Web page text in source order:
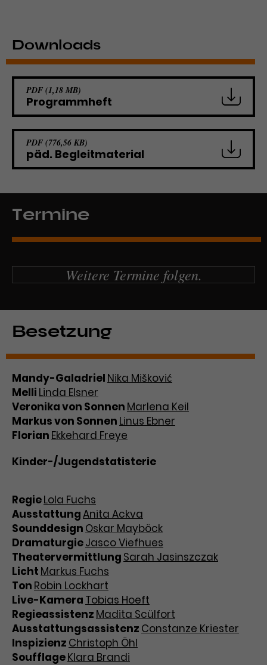
Downloads
PDF (1,18 MB)
Programmheft
PDF (776,56 KB)
päd. Begleitmaterial
Termine
Weitere Termine folgen.
Besetzung
Mandy-Galadriel Nika Mišković
Melli Linda Elsner
Veronika von Sonnen Marlena Keil
Markus von Sonnen Linus Ebner
Florian Ekkehard Freye
Kinder-/Jugendstatisterie
RegieLola Fuchs
AusstattungAnita Ackva
Sounddesign Oskar Mayböck
DramaturgieJasco Viefhues
Theatervermittlung Sarah Jasinszczak
Licht Markus Fuchs
Ton Robin Lockhart
Live-Kamera Tobias Hoeft
Regieassistenz Madita Scülfort
Ausstattungsassistenz Constanze Kriester
Inspizienz Christoph Öhl
SoufflageKlara Brandi